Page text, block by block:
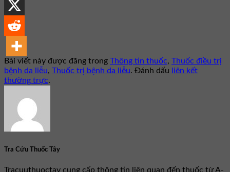
Bài viết này được đăng trong Thông tin thuốc, Thuốc điều trị
bệnh da liễu, Thuốc trị bệnh da liễu. Đánh dấu
liên kết
thường trực.
Tra Cứu Thuốc Tây
Tracuuthuoctay cung cấp thông tin liên quan đến thuốc từ A-